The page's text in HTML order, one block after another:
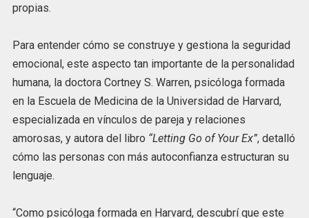
propias.
Para entender cómo se construye y gestiona la seguridad
emocional, este aspecto tan importante de la personalidad
humana, la doctora Cortney S. Warren, psicóloga formada
en la Escuela de Medicina de la Universidad de Harvard,
especializada en vínculos de pareja y relaciones
amorosas, y autora del libro “Letting Go of Your Ex”, detalló
cómo las personas con más autoconfianza estructuran su
lenguaje.
“Como psicóloga formada en Harvard, descubrí que este